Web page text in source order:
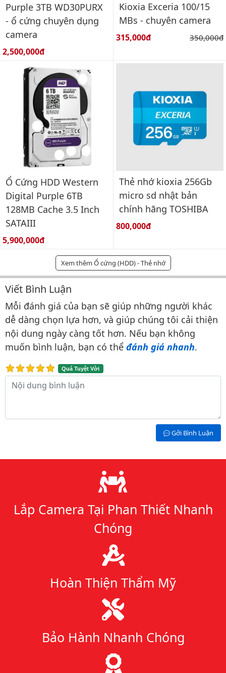
Purple 3TB WD30PURX
- ổ cứng chuyên dụng
camera
Giá bán:
2,500,000đ
Kioxia Exceria 100/15
MBs - chuyên camera
Giá bán:
315,000đ Giá gốc:
350,000đ
Ổ Cứng HDD Western
Digital Purple 6TB
128MB Cache 3.5 Inch
SATAIII
Giá bán:
5,900,000đ
Thẻ nhớ kioxia 256Gb
micro sd nhật bản
chính hãng TOSHIBA
Giá bán:
800,000đ
Xem thêm Ổ cứng (HDD) - Thẻ nhớ
Bình luận & Đánh giá
Viết Bình Luận
Mỗi đánh giá của bạn sẽ giúp những người khác
dễ dàng chọn lựa hơn, và giúp chúng tôi cải thiện
nội dung ngày càng tốt hơn. Nếu bạn không
muốn bình luận, bạn có thể đánh giá nhanh.
Quá Tuyệt Vời
Nội dung bình luận
Gởi Bình Luận
Lý do chọn chúng tôi
Lắp Camera Tại Phan Thiết Nhanh
Chóng
Hoàn Thiện Thẩm Mỹ
Bảo Hành Nhanh Chóng